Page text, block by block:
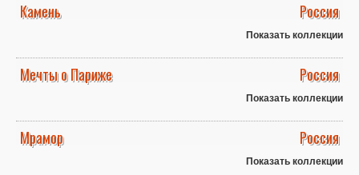
Камень Россия
Показать коллекции
Мечты о Париже Россия
Показать коллекции
Мрамор Россия
Показать коллекции